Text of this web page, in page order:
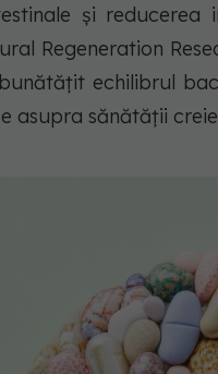
și
Regeneration
echilibrul
asupra sănătății